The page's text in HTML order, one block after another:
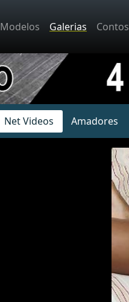
Modelos Galerias Contos
Net Videos Amadores